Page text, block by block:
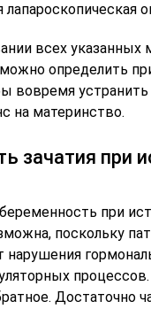
лапароскопическая
всех указанных
определить
вовремя устранить
на материнство.
зачатия при
при
поскольку
Достаточно